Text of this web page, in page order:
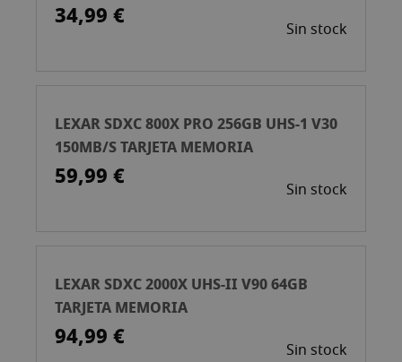
34,99 € Sin stock
LEXAR SDXC 800X PRO 256GB UHS-1 V30
150MB/S TARJETA MEMORIA
59,99 € Sin stock
LEXAR SDXC 2000X UHS-II V90 64GB
TARJETA MEMORIA
94,99 € Sin stock